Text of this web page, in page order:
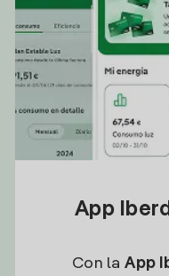
App
Con la App